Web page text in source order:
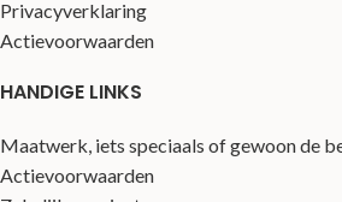
Privacyverklaring
Actievoorwaarden
HANDIGE LINKS
Maatwerk, iets speciaals of gewoon de
Actievoorwaarden